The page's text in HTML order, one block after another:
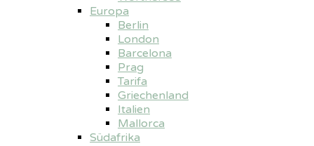
Europa
Berlin
London
Barcelona
Prag
Tarifa
Griechenland
Italien
Mallorca
Südafrika